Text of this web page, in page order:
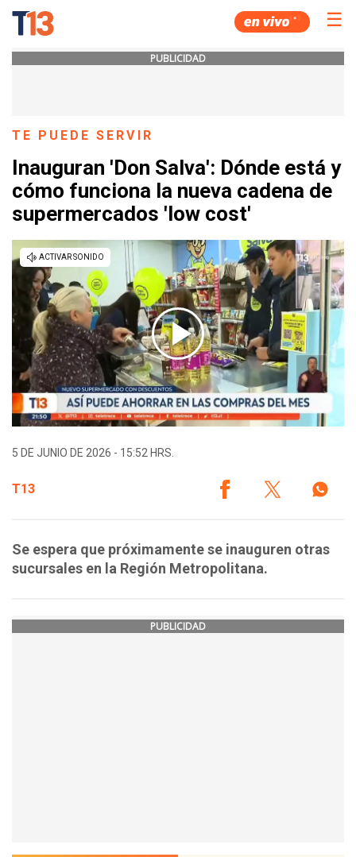
☰
PUBLICIDAD
TE PUEDE SERVIR
Inauguran 'Don Salva': Dónde está y
cómo funciona la nueva cadena de
supermercados 'low cost'
5 DE JUNIO DE 2026 - 15:52 HRS.
T13
Se espera que próximamente se inauguren otras
sucursales en la Región Metropolitana.
PUBLICIDAD